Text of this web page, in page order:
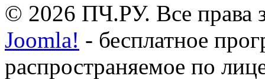
© 2026 ПЧ.РУ. Все права
Joomla! - бесплатное
распространяемое по